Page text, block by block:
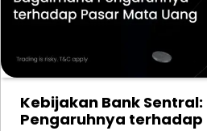
Kebijakan Bank
Pengaruhnya terhadap